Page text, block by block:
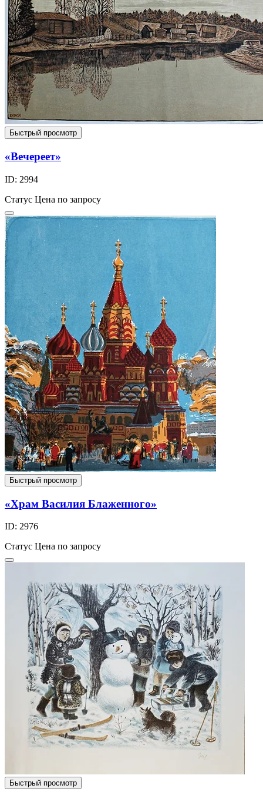
Быстрый просмотр
«Вечереет»
ID: 2994
Статус Цена по запросу
Быстрый просмотр
«Храм Василия Блаженного»
ID: 2976
Статус Цена по запросу
Быстрый просмотр